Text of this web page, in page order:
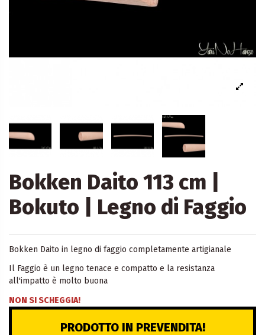
Bokken Daito 113 cm |
Bokuto | Legno di Faggio
Bokken Daito in legno di faggio completamente artigianale
Il Faggio è un legno tenace e compatto e la resistanza
all'impatto è molto buona
NON SI SCHEGGIA!
PRODOTTO IN PREVENDITA!